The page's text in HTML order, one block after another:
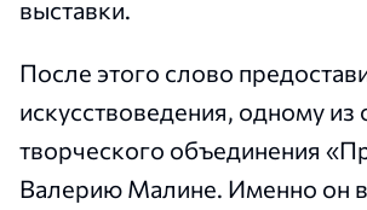
выставки.
После этого слово
искусствоведения, одному из
творческого объединения
Валерию Малине. Именно он